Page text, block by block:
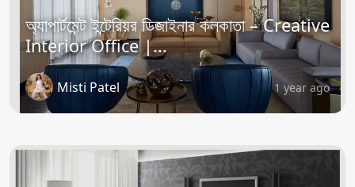
অ্যাপার্টমেন্ট ইন্টেরিয়র ডিজাইনার কলকাতা – Creative
Interior Office |...
Misti Patel 1 year ago